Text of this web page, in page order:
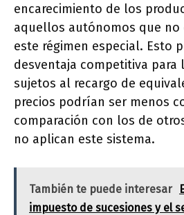
encarecimiento de los
aquellos autónomos que no
este régimen especial. Esto
desventaja competitiva para
sujetos al recargo de
precios podrían ser menos
comparación con los de
no aplican este sistema.
También te puede interesar
impuesto de sucesiones y el